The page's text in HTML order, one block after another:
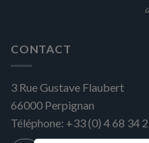
CONTACT
3 Rue Gustave Flaubert
66000 Perpignan
Téléphone: +33 (0) 4 68 34